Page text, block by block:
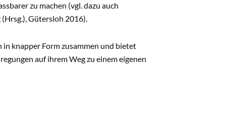
zu machen (vgl. dazu auch
Gütersloh 2016).
knapper Form zusammen und bietet
auf ihrem Weg zu einem eigenen